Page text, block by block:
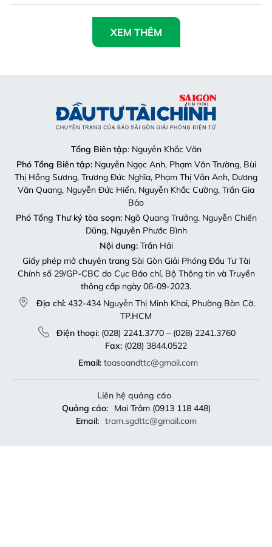
Văn Quang, Nguyễn Đức Hiển, Nguyễn Khắc Cường, Trần Gia
Bảo
Phó Tổng Thư ký tòa soạn:Ngô Quang Trưởng, Nguyễn Chiến
Nội dung:Trần Hải
Giấy phép mở chuyên trang Sài Gòn Giải Phóng Đầu Tư Tài
Chính số 29/GP-CBC do Cục Báo chí, Bộ Thông tin và Truyền
thông cấp ngày 06-09-2023.
Địa chỉ:
432-434 Nguyễn Thị Minh Khai, Phường Bàn Cờ,
TP.HCM
(028) 2241.3770 – (028) 2241.3760
(028) 3844.0522
Email: toasoandttc@gmail.com
Liên hệ quảng cáo
Mai Trâm (0913 118 448)
Email: tram.sgdttc@gmail.com